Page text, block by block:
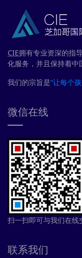
CIE拥有专业资深的指
化服务，并且保持着中
我们的宗旨是“让每个
微信在线
扫一扫即可与我们在线
联系我们